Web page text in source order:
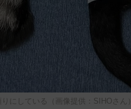
にしている（画像提供：SIHOさん）